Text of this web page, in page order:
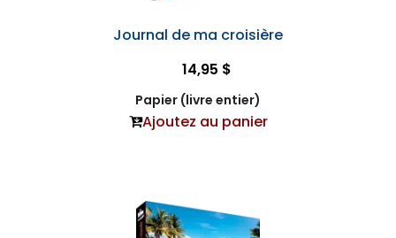
Journal de ma croisière
14,95 $
Papier (livre entier)
Ajoutez au panier